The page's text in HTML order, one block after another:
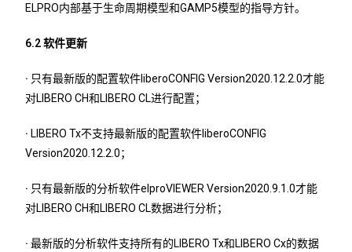
ELPRO内部基于生命周期模型和GAMP5模型的指导方针。
6.2 软件更新
· 只有最新版的配置软件liberoCONFIG Version2020.12.2.0才能
对LIBERO CH和LIBERO CL进行配置；
·LIBERO Tx不支持最新版的配置软件liberoCONFIG
Version2020.12.2.0；
· 只有最新版的分析软件elproVIEWER Version2020.9.1.0才能
对LIBERO CH和LIBERO CL数据进行分析；
·最新版的分析软件支持所有的LIBERO Tx和LIBERO Cx的数据